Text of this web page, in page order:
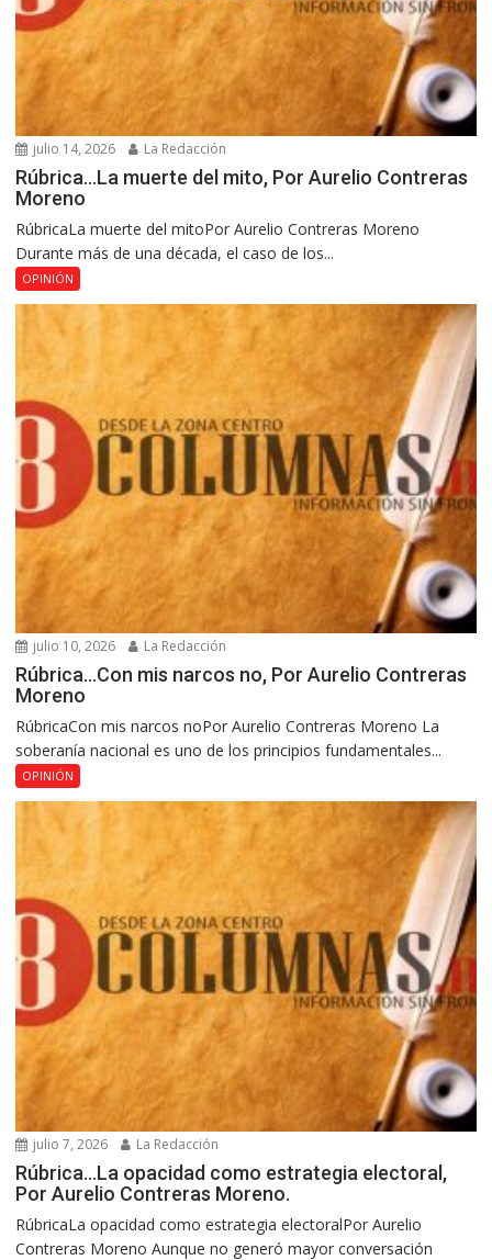
julio 14, 2026 La Redacción
Rúbrica…La muerte del mito, Por Aurelio Contreras
Moreno
RúbricaLa muerte del mitoPor Aurelio Contreras Moreno
Durante más de una década, el caso de los...
OPINIÓN
julio 10, 2026 La Redacción
Rúbrica…Con mis narcos no, Por Aurelio Contreras
Moreno
RúbricaCon mis narcos noPor Aurelio Contreras Moreno La
soberanía nacional es uno de los principios fundamentales...
OPINIÓN
julio 7, 2026 La Redacción
Rúbrica…La opacidad como estrategia electoral,
Por Aurelio Contreras Moreno.
RúbricaLa opacidad como estrategia electoralPor Aurelio
Contreras Moreno Aunque no generó mayor conversación